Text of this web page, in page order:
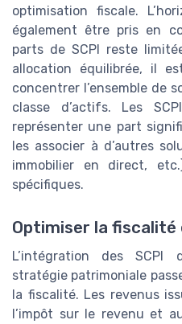
optimisation fiscale.
également être pris en
parts de SCPI reste
allocation équilibrée, il
concentrer l’ensemble de
classe d’actifs. Les
représenter une part
les associer à d’autres
immobilier en direct,
spécifiques.
Optimiser la
L’intégration des
stratégie patrimoniale
la fiscalité. Les revenus
l’impôt sur le revenu et